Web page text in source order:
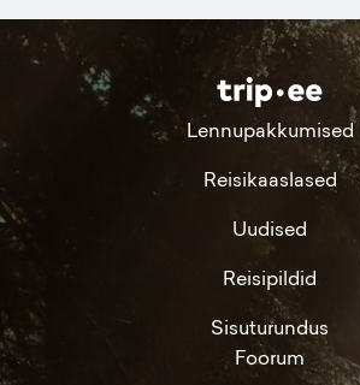
Lennupakkumised
Reisikaaslased
Uudised
Reisipildid
Sisuturundus
Foorum